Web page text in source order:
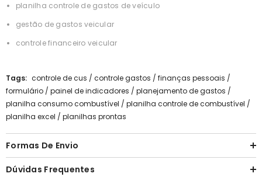
planilha controle de gastos de veículo
gestão de gastos veicular
controle financeiro veicular
Tags: controle de cus / controle gastos / finanças pessoais /
formulário / painel de indicadores / planejamento de gastos /
planilha consumo combustível / planilha controle de combustível /
planilha excel / planilhas prontas
Formas De Envio
Dúvidas Frequentes